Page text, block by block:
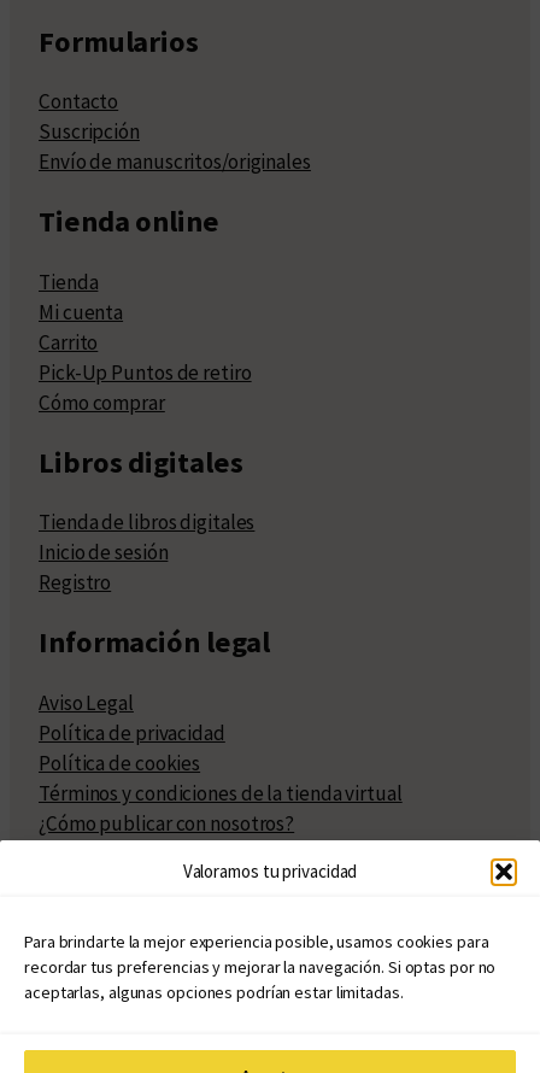
Valoramos tu privacidad
Para brindarte la mejor experiencia posible, usamos cookies para
recordar tus preferencias y mejorar la navegación. Si optas por no
aceptarlas, algunas opciones podrían estar limitadas.
Formularios
Contacto
Suscripción
Envío de manuscritos/originales
Tienda online
Tienda
Mi cuenta
Carrito
Pick-Up Puntos de retiro
Cómo comprar
Libros digitales
Tienda de libros digitales
Inicio de sesión
Registro
Información legal
Aviso Legal
Política de privacidad
Política de cookies
Términos y condiciones de la tienda virtual
¿Cómo publicar con nosotros?
Políticas de publicación
Políticas de coedición
Atribuciones